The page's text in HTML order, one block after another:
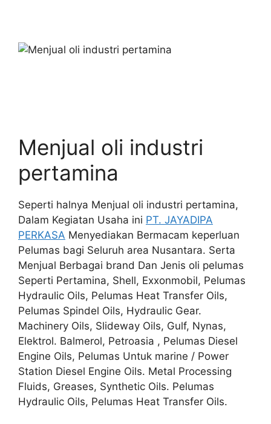
Menjual oli industri
pertamina
Seperti halnya Menjual oli industri pertamina,
Dalam Kegiatan Usaha ini PT. JAYADIPA
PERKASA Menyediakan Bermacam keperluan
Pelumas bagi Seluruh area Nusantara. Serta
Menjual Berbagai brand Dan Jenis oli pelumas
Seperti Pertamina, Shell, Exxonmobil, Pelumas
Hydraulic Oils, Pelumas Heat Transfer Oils,
Pelumas Spindel Oils, Hydraulic Gear.
Machinery Oils, Slideway Oils, Gulf, Nynas,
Elektrol. Balmerol, Petroasia , Pelumas Diesel
Engine Oils, Pelumas Untuk marine / Power
Station Diesel Engine Oils. Metal Processing
Fluids, Greases, Synthetic Oils. Pelumas
Hydraulic Oils, Pelumas Heat Transfer Oils.